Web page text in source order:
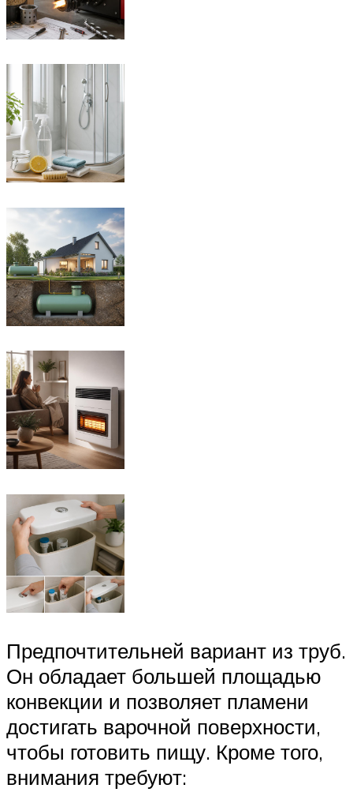
Предпочтительней вариант из труб.
Он обладает большей площадью
конвекции и позволяет пламени
достигать варочной поверхности,
чтобы готовить пищу. Кроме того,
внимания требуют: